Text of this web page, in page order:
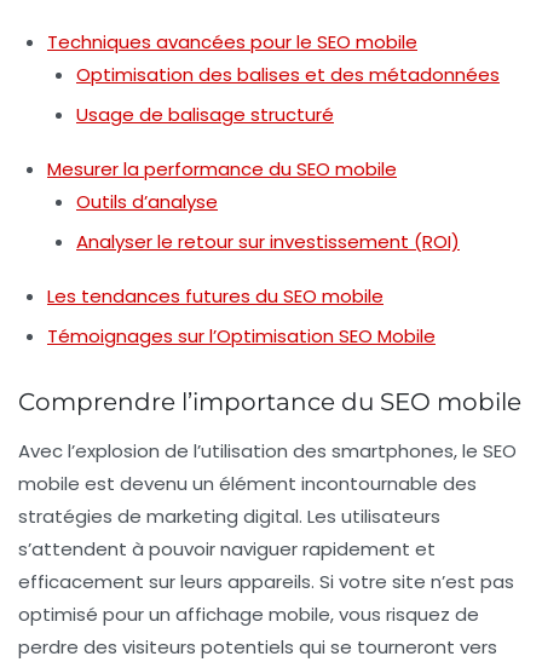
Techniques avancées pour le SEO mobile
Optimisation des balises et des métadonnées
Usage de balisage structuré
Mesurer la performance du SEO mobile
Outils d’analyse
Analyser le retour sur investissement (ROI)
Les tendances futures du SEO mobile
Témoignages sur l’Optimisation SEO Mobile
Comprendre l’importance du SEO mobile
Avec l’explosion de l’utilisation des smartphones, le SEO
mobile est devenu un élément incontournable des
stratégies de marketing digital. Les utilisateurs
s’attendent à pouvoir naviguer rapidement et
efficacement sur leurs appareils. Si votre site n’est pas
optimisé pour un affichage mobile, vous risquez de
perdre des visiteurs potentiels qui se tourneront vers